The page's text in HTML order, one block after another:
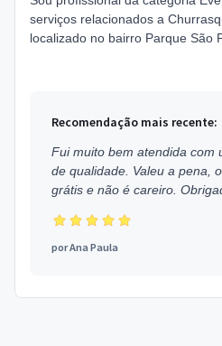
serviços relacionados a
localizado no bairro Parque São
Recomendação mais recente:
Fui muito bem atendida com
de qualidade. Valeu a pena,
grátis e não é careiro.
porAna Paula